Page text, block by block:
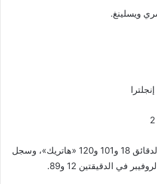
ويسلينغ.
سجل لإنجلترا هيرست في الدقائق 18 و101 و120 «هاتريك»، وسجل
في الدقيقتين 12 و89.